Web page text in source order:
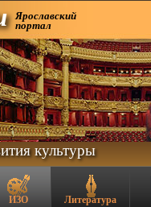
Ярославский
портал
культуры
ИЗО Литература